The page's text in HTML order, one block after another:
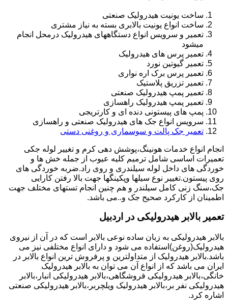
ساخت یونیت هیدرولیک صنعتی
ساخت انواع یونیت بالابری بسته به نیاز مشتری
تعمیر و سرویس انواع دستگاههای هیدرولیک درمحل انجام
میشود
تعمیر پرس های هیدرولیک
تعمیر گیوتین نورد
تعمیر پرس برک اره نواری
تعمیر تزریق پلاستیک
تعمیر پمپ هیدرولیک صنعتی
تعمیر پمپ هیدرولیک راهسازی
پمپ های پیستونی دنده ای و کارتریجی
سرویس انواع جک های هیدرولیک صنعتی و راهسازی
تعمیر جک پالت و سوسماری و روغنی دستی
انجام انواع خدمات هونینگ،پوشش دهی کرم و تغییر لوله جکی
تعمیرات اساسی شامل ترمیم کلیه عیوب از جمله خش ها و
خوردگی های داخل لوله سیلندری و روی راد.ضربه خوردگی های
روی پیستون.تغییر نوع سیلها وپکینگها جهت بالا رفتن کارایی
جک،سنگ زنی کامل سیلندر و هم چنین انجام تستهای مختلف جهت
اطمینان از کارکرد صحیح جک و..می باشد.
تعمیر بالابر هیدرولیکی در اردبیل
بالابر هیدرولیکی به زبان ساده نوعی بالابر است که در آن از نیروی
هیدرولیک(روغن)استفاده می شود و دارای انواع مختلفی نیز می
باشد.بالابر هیدرولیک از متداولترین و پرفروش ترین انواع بالابر در
ایران می باشد که از انواع آن می توان به بالابر هیدرولیک
خانگی،بالابر هیدرولیکی فروشگاهی،بالابر هیدرولیکی انبار،بالابر
هیدرولیکی نفر بر،بالابر هیدرولیک ویلچربر،بالابر هیدرولیکی صنعتی
اشاره کرد.